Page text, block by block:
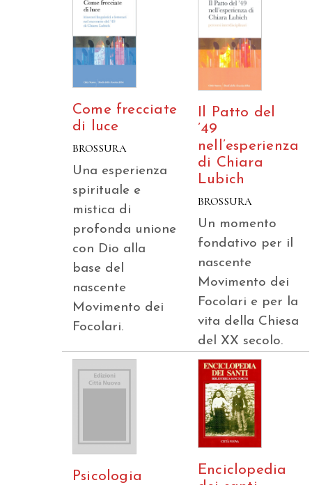
Come frecciate
di luce
BROSSURA
Una esperienza
spirituale e
mistica di
profonda unione
con Dio alla
base del
nascente
Movimento dei
Focolari.
Il Patto del
’49
nell’esperienza
di Chiara
Lubich
BROSSURA
Un momento
fondativo per il
nascente
Movimento dei
Focolari e per la
vita della Chiesa
del XX secolo.
Psicologia
Enciclopedia